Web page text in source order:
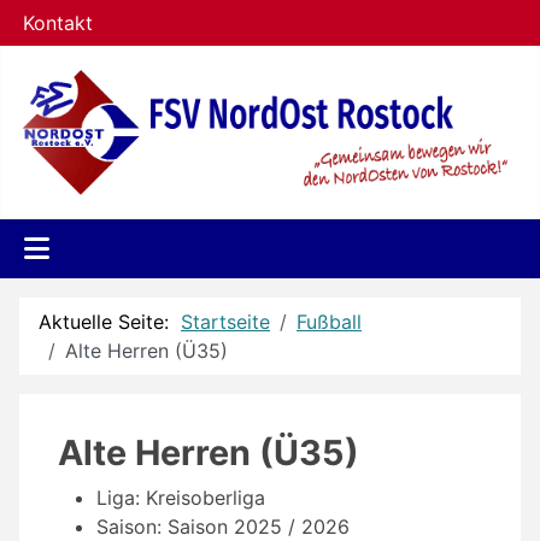
Kontakt
Aktuelle Seite: Startseite
Fußball
Alte Herren (Ü35)
Alte Herren (Ü35)
Liga: Kreisoberliga
Saison: Saison 2025 / 2026